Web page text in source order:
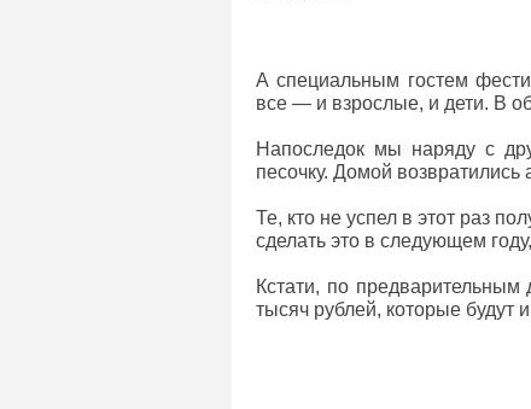
А специальным гостем
все — и взрослые, и дети. В
Напоследок мы наряду с
песочку. Домой
Те, кто не успел в этот раз
сделать это в следующем
Кстати, по
тысяч рублей, которые будут